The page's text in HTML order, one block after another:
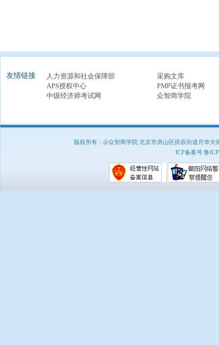
友情链接 人力资源和社会保障部
采购文库
APS授权中心
PMP证书报考网
中级经济师考试网
众智商学院
版权所有：@众智商学院 北京市房山区拱辰街道月华
ICP备案号:鲁